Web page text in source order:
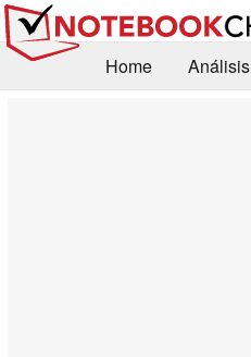
Home Análisis